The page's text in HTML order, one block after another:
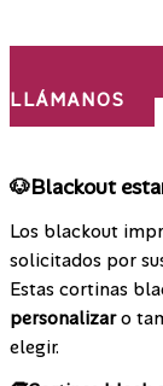
LLÁMANOS
🐶Blackout
Los blackout
solicitados por
Estas cortinas
personalizaro
elegir.